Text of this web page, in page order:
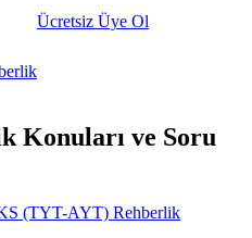
Ücretsiz Üye Ol
Konuları ve Soru
(TYT-AYT) Rehberlik